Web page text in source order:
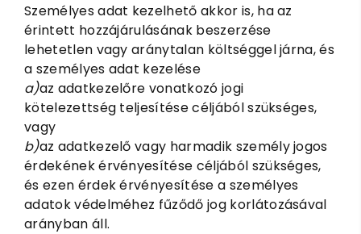
Személyes adat kezelhető akkor is, ha az
érintett hozzájárulásának beszerzése
lehetetlen vagy aránytalan költséggel járna, és
a személyes adat kezelése
a)az adatkezelőre vonatkozó jogi
kötelezettség teljesítése céljából szükséges,
vagy
b)az adatkezelő vagy harmadik személy jogos
érdekének érvényesítése céljából szükséges,
és ezen érdek érvényesítése a személyes
adatok védelméhez fűződő jog korlátozásával
arányban áll.